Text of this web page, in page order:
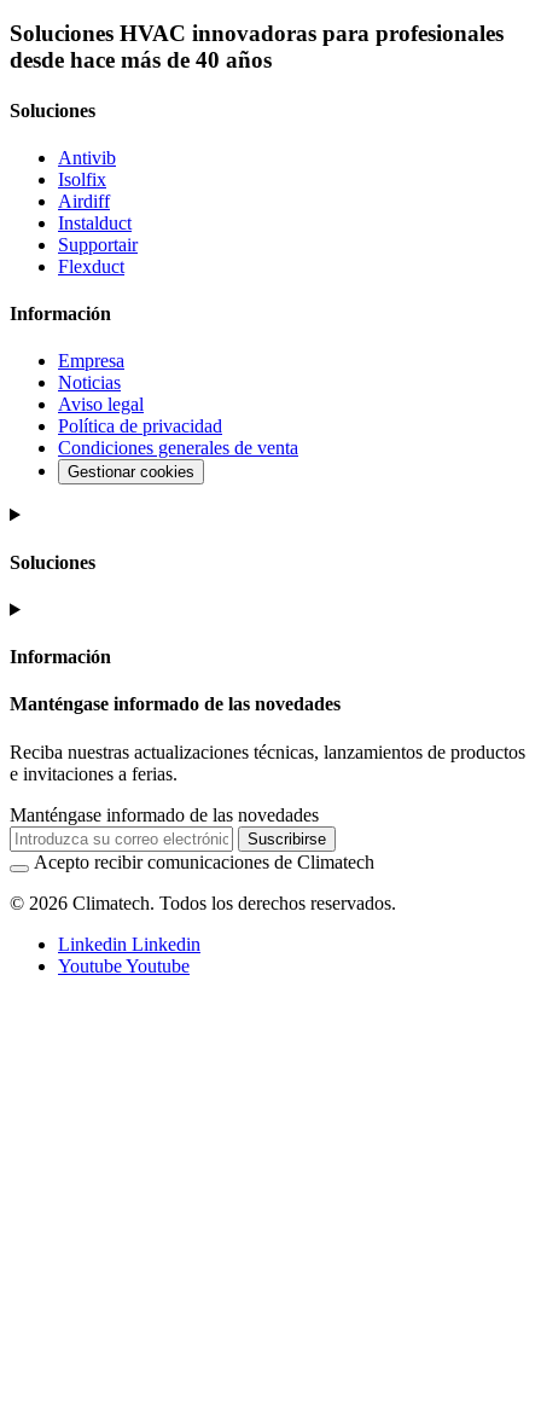
Soluciones HVAC innovadoras para profesionales
desde hace más de 40 años
Soluciones
Antivib
Isolfix
Airdiff
Instalduct
Supportair
Flexduct
Información
Empresa
Noticias
Aviso legal
Política de privacidad
Condiciones generales de venta
Gestionar cookies
Soluciones
Información
Manténgase informado de las novedades
Reciba nuestras actualizaciones técnicas, lanzamientos de productos
e invitaciones a ferias.
Manténgase informado de las novedades
Suscribirse
Acepto recibir comunicaciones de Climatech
© 2026 Climatech. Todos los derechos reservados.
Linkedin Linkedin
YoutubeYoutube